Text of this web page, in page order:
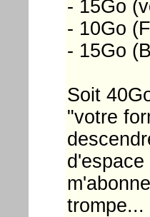
- 15Go
- 10Go
- 15Go
Soit
"votre
trompe...